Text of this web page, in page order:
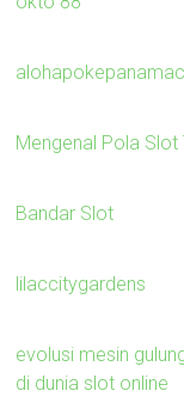
Mengenal Pola
Bandar Slot
lilaccitygardens
evolusi mesin
di dunia slot online